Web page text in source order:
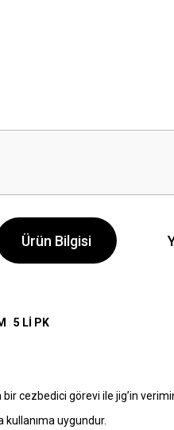
Ürün Bilgisi
5 Lİ PK
cezbedici görevi ile jig’in
kullanıma uygundur.